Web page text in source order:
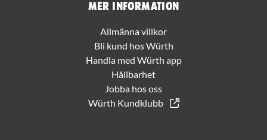
Mer information
Allmänna villkor
Bli kund hos Würth
Handla med Würth app
Hållbarhet
Jobba hos oss
Würth Kundklubb